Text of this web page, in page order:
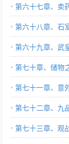
第六十七章、卖
第六十八章、石
第六十九章、武
第七十章、储物
第七十一章、意
第七十二章、九
第七十三章、观